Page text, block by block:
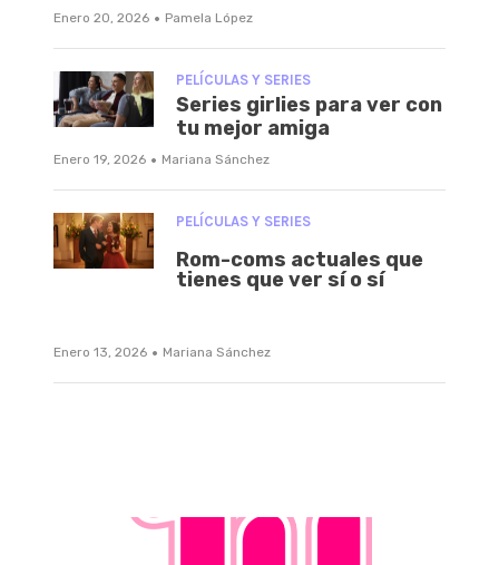
Enero 20, 2026 · Pamela López
PELÍCULAS Y SERIES
Series girlies para ver con
tu mejor amiga
Enero 19, 2026 · Mariana Sánchez
PELÍCULAS Y SERIES
Rom-coms actuales que
tienes que ver sí o sí
Enero 13, 2026 · Mariana Sánchez